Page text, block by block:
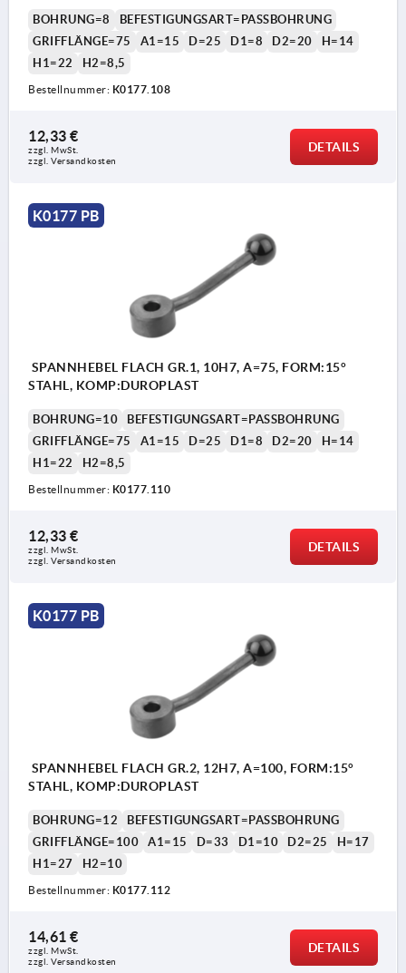
BOHRUNG=8
BEFESTIGUNGSART=PASSBOHRUNG
GRIFFLÄNGE=75
A1=15 D=25 D1=8 D2=20
H=14
H1=22
H2=8,5
Bestellnummer: K0177.108
12,33 €
zzgl. MwSt.
zzgl. Versandkosten
DETAILS
K0177 PB
SPANNHEBEL FLACH GR.1, 10H7, A=75, FORM:15°
STAHL, KOMP:DUROPLAST
BOHRUNG=10
BEFESTIGUNGSART=PASSBOHRUNG
GRIFFLÄNGE=75
A1=15 D=25 D1=8 D2=20
H=14
H1=22
H2=8,5
Bestellnummer: K0177.110
12,33 €
zzgl. MwSt.
zzgl. Versandkosten
DETAILS
K0177 PB
SPANNHEBEL FLACH GR.2, 12H7, A=100, FORM:15°
STAHL, KOMP:DUROPLAST
BOHRUNG=12
BEFESTIGUNGSART=PASSBOHRUNG
GRIFFLÄNGE=100
A1=15 D=33 D1=10 D2=25
H=17
H1=27
H2=10
Bestellnummer: K0177.112
14,61 €
zzgl. MwSt.
zzgl. Versandkosten
DETAILS